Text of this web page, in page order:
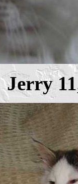
Jerry